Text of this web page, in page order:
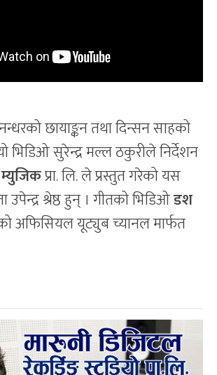
छायाङ्कन तथा दिन्सन साहको
भिडिओ सुरेन्द्र मल्ल ठकुरीले निर्देशन
प्रा. लि. ले प्रस्तुत गरेको यस
उपेन्द्र श्रेष्ठ हुन् । गीतको भिडिओडश
अफिसियल यूट्युब च्यानल मार्फत